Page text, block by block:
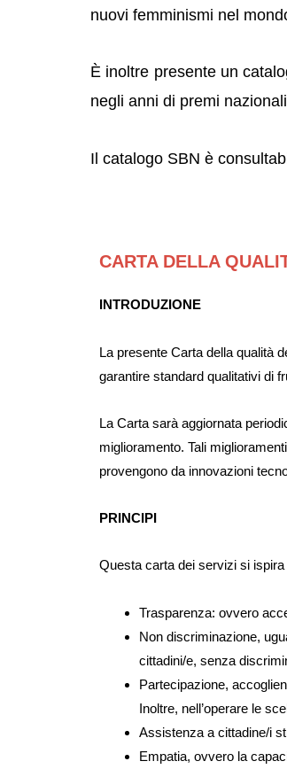
nuovi femminismi nel
È inoltre presente un
negli anni di premi
Il catalogo SBN è
CARTA DELLA
INTRODUZIONE
La presente Carta della qualità
garantire standard qualitativi di
La Carta sarà aggiornata
miglioramento. Tali
provengono da innovazioni
PRINCIPI
Questa carta dei servizi si ispira
Trasparenza: ovvero
Non discriminazione,
cittadini/e, senza
Partecipazione,
Inoltre, nell’operare le
Assistenza a cittadine/i
Empatia, ovvero la